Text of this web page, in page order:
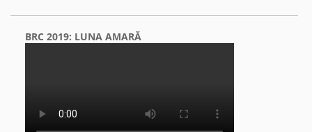
BRC 2019: LUNA AMARĂ